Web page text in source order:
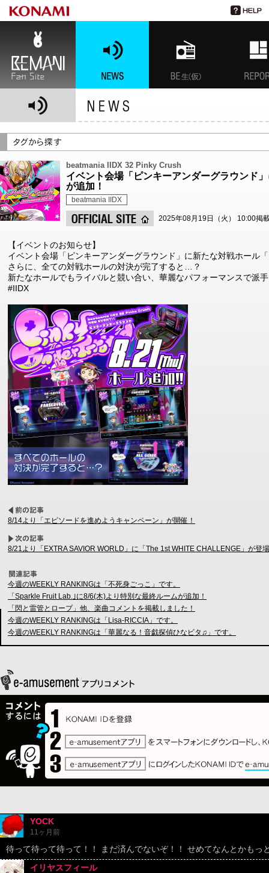
beatmania IIDX 32 Pinky Crush
イベント会場「ピンキーアンダーグラウンド
が追加！
beatmania IIDX
2025年08月19日（火） 10:00掲
【イベントのお知らせ】
イベント会場「ピンキーアンダーグラウンド」に新たな対戦ホール
さらに、全ての対戦ホールの対決が完了すると…？
新たなホールでもライバルと競い合い、華麗なパフォーマンスで派
#IIDX
8/14より「エピソードを進めようキャンペーン」が開催！
8/21より「EXTRA SAVIOR WORLD」に「The 1st WHITE CHALLENGE」が登
今週のWEEKLY RANKINGは「不死身ごっこ」です。
「Sparkle Fruit Lab.｣に8/6(木)より特別な最終ルームが追加！
「閃と雷管とロープ」他、楽曲コメントを掲載しました！
今週のWEEKLY RANKINGは「Lisa-RICCIA」です。
今週のWEEKLY RANKINGは「華麗なる！音戯探偵ひなビタ♫」です。
YOCK
11ヶ月前
待って待って待って！！ まだ済んでないぞ！！ せめてなんとかもっ
イリヤスフィール